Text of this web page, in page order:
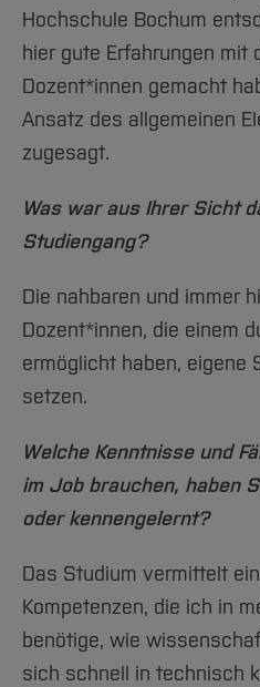
Hochschule Bochum
hier gute Erfahrungen mit
Dozent*innen gemacht
Ansatz des allgemeinen
zugesagt.
Was war aus Ihrer Sicht
Studiengang?
Die nahbaren und immer
Dozent*innen, die einem
ermöglicht haben, eigene
setzen.
Welche Kenntnisse und
im Job brauchen, haben
oder kennengelernt?
Das Studium vermittelt
Kompetenzen, die ich in
benötige, wie
sich schnell in technisch